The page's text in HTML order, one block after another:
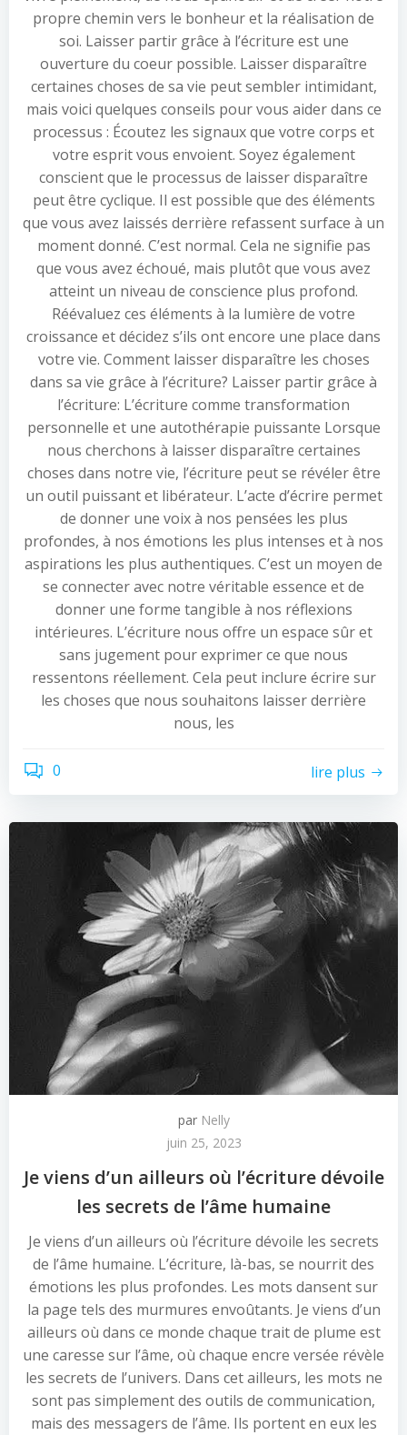
propre chemin vers le bonheur et la réalisation de
soi. Laisser partir grâce à l’écriture est une
ouverture du coeur possible. Laisser disparaître
certaines choses de sa vie peut sembler intimidant,
mais voici quelques conseils pour vous aider dans ce
processus : Écoutez les signaux que votre corps et
votre esprit vous envoient. Soyez également
conscient que le processus de laisser disparaître
peut être cyclique. Il est possible que des éléments
que vous avez laissés derrière refassent surface à un
moment donné. C’est normal. Cela ne signifie pas
que vous avez échoué, mais plutôt que vous avez
atteint un niveau de conscience plus profond.
Réévaluez ces éléments à la lumière de votre
croissance et décidez s’ils ont encore une place dans
votre vie. Comment laisser disparaître les choses
dans sa vie grâce à l’écriture? Laisser partir grâce à
l’écriture: L’écriture comme transformation
personnelle et une autothérapie puissante Lorsque
nous cherchons à laisser disparaître certaines
choses dans notre vie, l’écriture peut se révéler être
un outil puissant et libérateur. L’acte d’écrire permet
de donner une voix à nos pensées les plus
profondes, à nos émotions les plus intenses et à nos
aspirations les plus authentiques. C’est un moyen de
se connecter avec notre véritable essence et de
donner une forme tangible à nos réflexions
intérieures. L’écriture nous offre un espace sûr et
sans jugement pour exprimer ce que nous
ressentons réellement. Cela peut inclure écrire sur
les choses que nous souhaitons laisser derrière
nous, les
0 lire plus
par Nelly
juin 25, 2023
Je viens d’un ailleurs où l’écriture dévoile
les secrets de l’âme humaine
Je viens d’un ailleurs où l’écriture dévoile les secrets
de l’âme humaine. L’écriture, là-bas, se nourrit des
émotions les plus profondes. Les mots dansent sur
la page tels des murmures envoûtants. Je viens d’un
ailleurs où dans ce monde chaque trait de plume est
une caresse sur l’âme, où chaque encre versée révèle
les secrets de l’univers. Dans cet ailleurs, les mots ne
sont pas simplement des outils de communication,
mais des messagers de l’âme. Ils portent en eux les